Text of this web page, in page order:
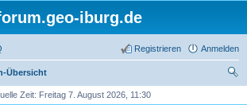
iburg.de
Anmelden
Registrieren
Übersicht
Zeit: Freitag 7. August 2026, 11:30